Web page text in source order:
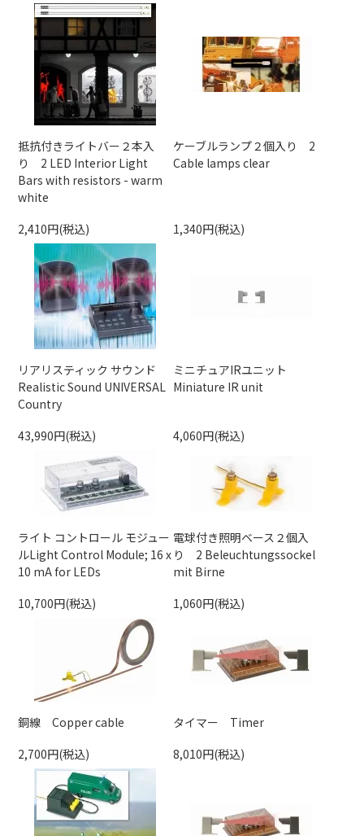
抵抗付きライトバー２本入
り 2 LED Interior Light
Bars with resistors - warm
white
2,410円(税込)
ケーブルランプ２個入り 2
Cable lamps clear
1,340円(税込)
リアリスティック サウンド
Realistic Sound UNIVERSAL
Country
43,990円(税込)
ミニチュアIRユニット
Miniature IR unit
4,060円(税込)
ライト コントロール モジュー
ルLight Control Module; 16 x
10 mA for LEDs
10,700円(税込)
電球付き照明ベース２個入
り 2 Beleuchtungssockel
mit Birne
1,060円(税込)
銅線 Copper cable
2,700円(税込)
タイマー Timer
8,010円(税込)